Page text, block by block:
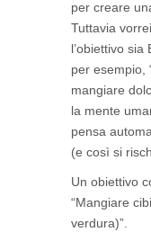
per creare
Tuttavia
l’obiettivo sia
per esempio,
mangiare
la mente
pensa
(e così si
Un obiettivo
“Mangiare
verdura)”.